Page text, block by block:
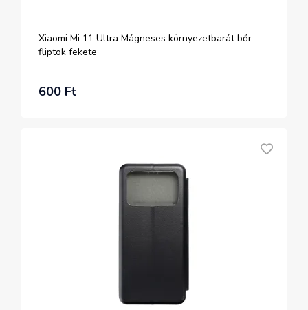
Xiaomi Mi 11 Ultra Mágneses környezetbarát bőr
fliptok fekete
600 Ft